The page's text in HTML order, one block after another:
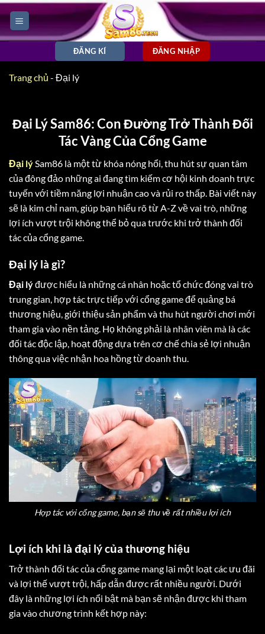
Bỏ
qua
nội
ĐĂNG KÍ ĐĂNG NHẬP
Trang chủ - Đại lý
Đại Lý Sam86: Con Đường Trở Thành Đối
Tác Vàng Của Cổng Game
Đại lýSam86 là một từ khóa nóng hổi, thu hút sự quan tâm
của đông đảo những ai đang tìm kiếm cơ hội kinh doanh trực
tuyến với tiềm năng lợi nhuận cao và rủi ro thấp. Bài viết này
sẽ là kim chỉ nam, giúp bạn hiểu rõ từ A-Z về vai trò, những
lợi ích vượt trội không thể bỏ qua trước khi trở thành đối
tác của cổng game.
Đại lý là gì?
Đại lýđược hiểu là những cá nhân hoặc tổ chức đóng vai trò
trung gian, hợp tác trực tiếp với cổng game để quảng bá
thương hiệu, giới thiệu sản phẩm và thu hút người chơi mới
tham gia vào nền tảng. Họ không phải là nhân viên mà là các
đối tác độc lập, hoạt động dựa trên cơ chế chia sẻ lợi nhuận
thông qua việc nhận hoa hồng từ doanh thu.
Hợp tác với cổng game, bạn sẽ thu về rất nhiều lợi ích
Lợi ích khi là đại lý của thương hiệu
Trở thành đối tác của cổng game mang lại một loạt các ưu đãi
và lợi thế vượt trội, hấp dẫn được rất nhiều người. Dưới
đây là những lợi ích nổi bật mà bạn sẽ nhận được khi tham
gia vào chương trình kết hợp này: